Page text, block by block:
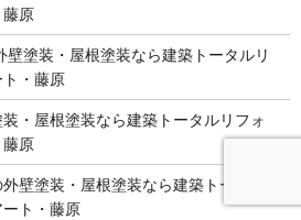
藤原
塗装・屋根塗装なら建築トータルリ
・藤原
・屋根塗装なら建築トータルリフォ
藤原
壁塗装・屋根塗装なら建築トータル
ト・藤原